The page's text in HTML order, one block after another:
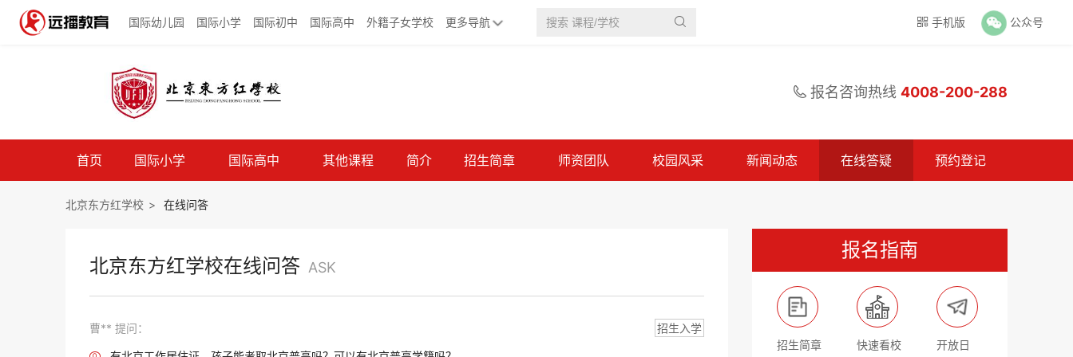
国际幼儿园 国际小学 国际初中 国际高中 外籍子女学校 更多导航   手机版 公众号
 报名咨询热线 4008-200-288
首页 国际小学 国际高中 其他课程 简介 招生简章 师资团队 校园风采 新闻动态 在线答疑 预约登记
北京东方红学校 > 在线问答
北京东方红学校在线问答 ASK
曹** 提问： 招生入学
报名指南
招生简章 快速看校 开放日